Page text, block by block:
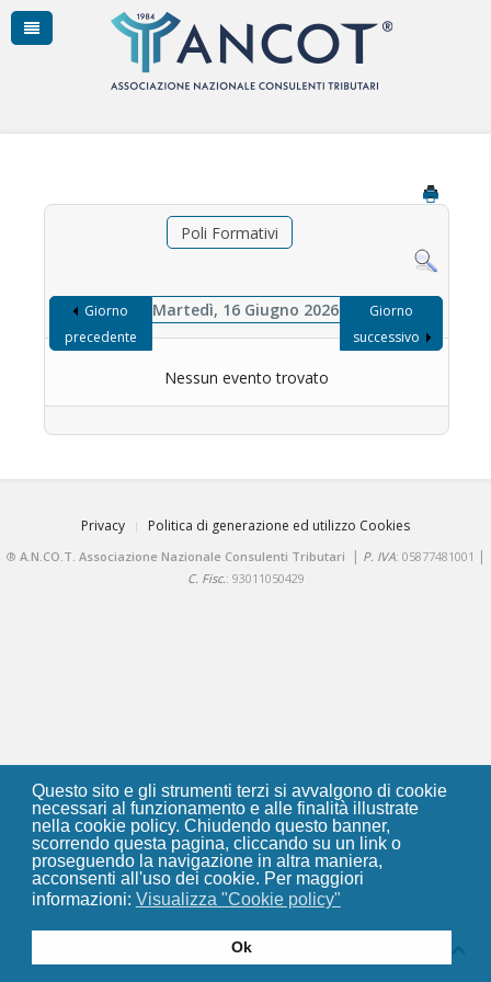
Questo sito e gli strumenti terzi si avvalgono di cookie
necessari al funzionamento e alle finalità illustrate
nella cookie policy. Chiudendo questo banner,
scorrendo questa pagina, cliccando su un link o
proseguendo la navigazione in altra maniera,
acconsenti all'uso dei cookie. Per maggiori
informazioni: Visualizza "Cookie policy"
Ok
Poli Formativi
Giorno
precedente
Martedì, 16 Giugno 2026
Giorno
successivo
Nessun evento trovato
Privacy Politica di generazione ed utilizzo Cookies
® A.N.CO.T. Associazione Nazionale Consulenti Tributari | P. IVA: 05877481001 |
C. Fisc.: 93011050429